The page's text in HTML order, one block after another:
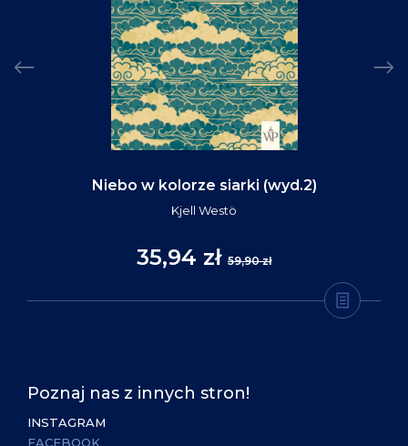
Niebo w kolorze siarki (wyd.2)
Kjell Westö
35,94 zł 59,90 zł
Poznaj nas z innych stron!
INSTAGRAM
FACEBOOK